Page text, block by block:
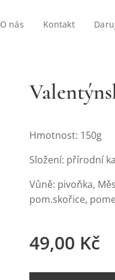
O nás Kontakt
Hmotnost: 150g
Složení: přírodní
Vůně: pivoňka,
pom.skořice,
49,00 Kč